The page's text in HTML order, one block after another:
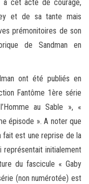
à cet acte de courage,
et de sa tante mais
prémonitoires de son
de Sandman en
ont été publiés en
Fantôme 1ère série
au Sable », «
épisode ». A noter que
fait est une reprise de la
initialement
du fascicule « Gaby
(non numérotée) est